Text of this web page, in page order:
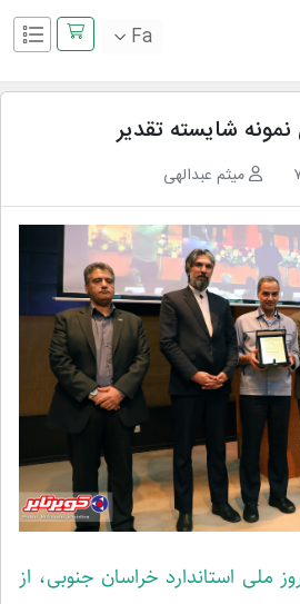
Fa
نمونه شایسته تقدیر
میثم عبدالهی
ملی استاندارد خراسان جنوبی، از